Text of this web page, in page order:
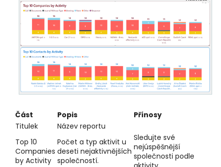
Část Popis
Přínosy
Titulek
Název reportu
Top 10
Companies
by Activity
Počet a typ aktivit u
deseti nejaktivnějších
společností.
Sledujte své
nejúspěšnější
společnosti podle